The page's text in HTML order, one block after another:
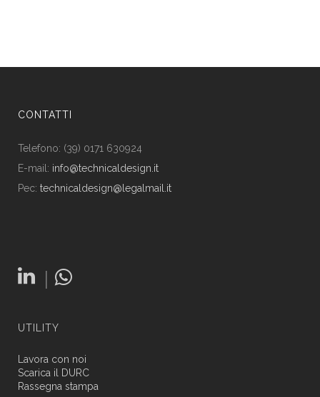
CONTATTI
Telefono: (39) 0171 630924
E-mail: info@technicaldesign.it
Pec: technicaldesign@legalmail.it
|
UTILITY
Lavora con noi
Scarica il DURC
Rassegna stampa